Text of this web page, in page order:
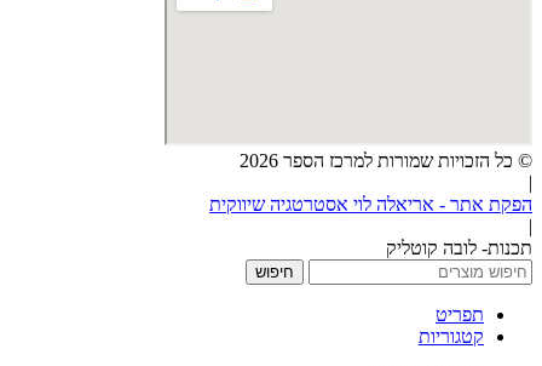
© כל הזכויות שמורות למרכז הספר 2026
|
הפקת אתר - אריאלה לוי אסטרטגיה שיווקית
|
תכנות- לובה קוטליק
חיפוש
תפריט
קטגוריות